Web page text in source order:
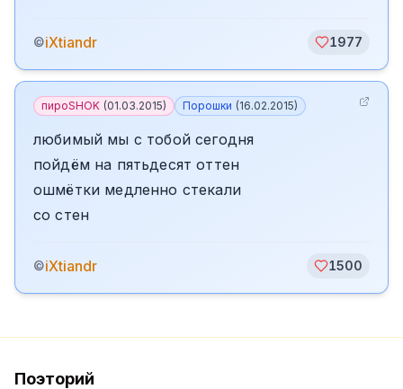
©iXtiandr 1977
пироSHOK (01.03.2015) Порошки (16.02.2015)
любимый мы с тобой сегодня
пойдём на пятьдесят оттен
ошмётки медленно стекали
со стен
©iXtiandr 1500
Поэторий